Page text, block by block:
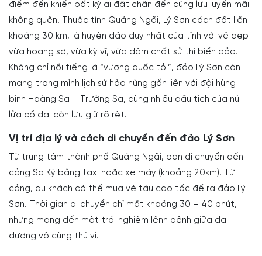
điểm đến khiến bất kỳ ai đặt chân đến cũng lưu luyến mãi
không quên. Thuộc tỉnh Quảng Ngãi, Lý Sơn cách đất liền
khoảng 30 km, là huyện đảo duy nhất của tỉnh với vẻ đẹp
vừa hoang sơ, vừa kỳ vĩ, vừa đậm chất sử thi biển đảo.
Không chỉ nổi tiếng là “vương quốc tỏi”, đảo Lý Sơn còn
mang trong mình lịch sử hào hùng gắn liền với đội hùng
binh Hoàng Sa – Trường Sa, cùng nhiều dấu tích của núi
lửa cổ đại còn lưu giữ rõ rệt.
Vị trí địa lý và cách di chuyển đến đảo Lý Sơn
Từ trung tâm thành phố Quảng Ngãi, bạn di chuyển đến
cảng Sa Kỳ bằng taxi hoặc xe máy (khoảng 20km). Từ
cảng, du khách có thể mua vé tàu cao tốc để ra đảo Lý
Sơn. Thời gian di chuyển chỉ mất khoảng 30 – 40 phút,
nhưng mang đến một trải nghiệm lênh đênh giữa đại
dương vô cùng thú vị.